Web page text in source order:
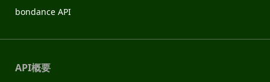
bondance API
API概要